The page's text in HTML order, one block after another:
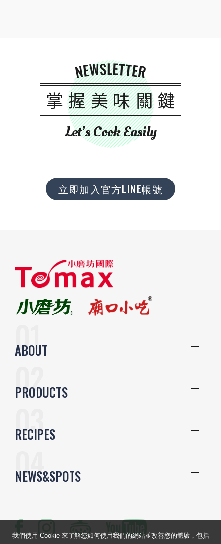
NEWSLETTER
掌握美味關鍵
Let’s Cook Easily
立即加入官方LINE帳號
ABOUT
PRODUCTS
RECIPES
NEWS&SPOTS
我們使用 Cookie 來了解您如何使用我們的網站並改善您的體驗，包括